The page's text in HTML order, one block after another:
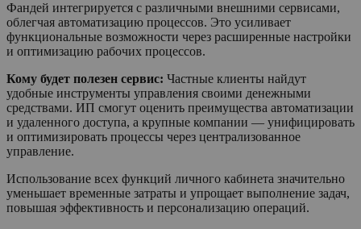
Фандей интегрируется с различными внешними сервисами,
облегчая автоматизацию процессов. Это усиливает
функциональные возможности через расширенные настройки
и оптимизацию рабочих процессов.
Кому будет полезен сервис: Частные клиенты найдут
удобные инструменты управления своими денежными
средствами. ИП смогут оценить преимущества автоматизации
и удаленного доступа, а крупные компании — унифицировать
и оптимизировать процессы через централизованное
управление.
Использование всех функций личного кабинета значительно
уменьшает временные затраты и упрощает выполнение задач,
повышая эффективность и персонализацию операций.